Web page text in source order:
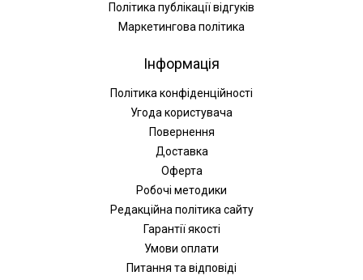
Політика публікації відгуків
Маркетингова політика
Інформація
Політика конфіденційності
Угода користувача
Повернення
Доставка
Оферта
Робочі методики
Редакційна політика сайту
Гарантії якості
Умови оплати
Питання та відповіді